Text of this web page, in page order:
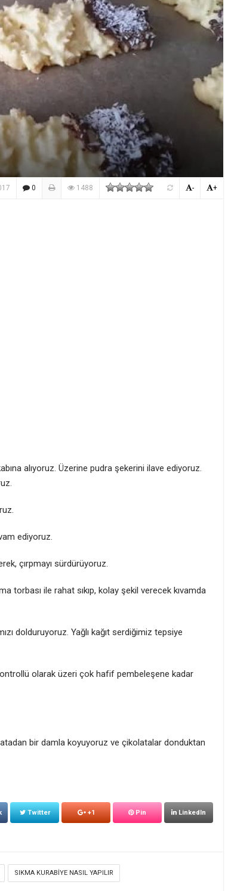
0 1488 +
-
alıyoruz. Üzerine pudra şekerini ilave ediyoruz.
ediyoruz.
çırpmayı sürdürüyoruz.
torbası ile rahat sıkıp, kolay şekil verecek kıvamda
dolduruyoruz. Yağlı kağıt serdiğimiz tepsiye
kontrollü olarak üzeri çok hafif pembeleşene kadar
bir damla koyuyoruz ve çikolatalar donduktan
Twitter +1 Pin LinkedIn
SIKMA KURABIYE NASIL YAPILIR